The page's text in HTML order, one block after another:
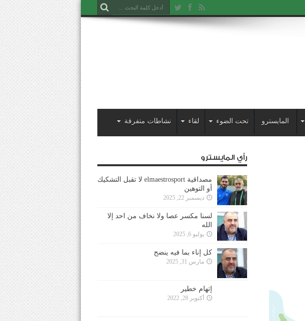
المايسترو تحت الضوء لقاء نشاطات متفرقة
رأي المايسترو
مصداقية elmaestrosport لا تقبل التشكيك
أو التوهين
ديسمبر 22, 2025
لسنا مكسر عصا ولا نخاف من احد إلا
الله
يوليو 6, 2025
كل إناء بما فيه ينضح
مارس 31, 2025
إتهام خطير
أكتوبر 28, 2022